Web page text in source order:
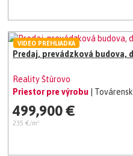
Predaj, prevádzková budova,
Reality Štúrovo
Priestor pre výrobu
|
499,900 €
235 €/m²
VIDEO PREHLIADKA